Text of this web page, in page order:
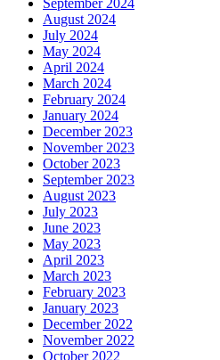
August 2024
July 2024
May 2024
April 2024
March 2024
February 2024
January 2024
December 2023
November 2023
October 2023
September 2023
August 2023
July 2023
June 2023
May 2023
April 2023
March 2023
February 2023
January 2023
December 2022
November 2022
October 2022